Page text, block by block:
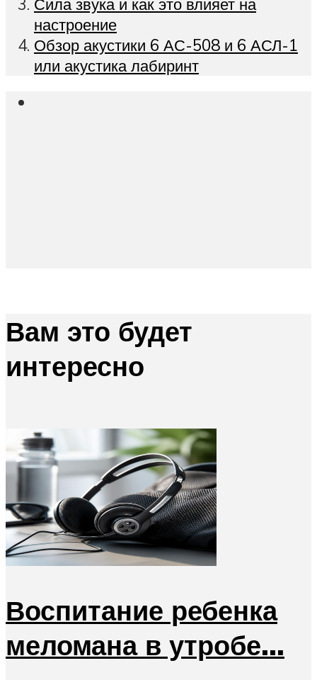
настроение
Обзор акустики 6 АС-508 и 6 АСЛ-1
или акустика лабиринт
Вам это будет
интересно
Воспитание ребенка
меломана в утробе…